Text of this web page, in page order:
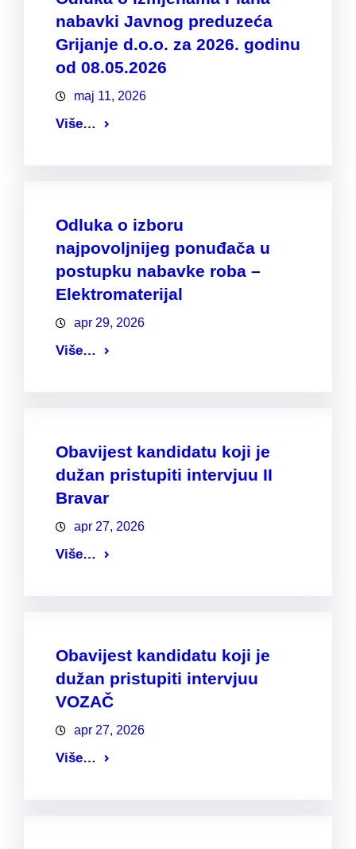
nabavki Javnog preduzeća
Grijanje d.o.o. za 2026. godinu
od 08.05.2026
maj 11, 2026
Više…
Odluka o izboru
najpovoljnijeg ponuđača u
postupku nabavke roba –
Elektromaterijal
apr 29, 2026
Više…
Obavijest kandidatu koji je
dužan pristupiti intervjuu II
Bravar
apr 27, 2026
Više…
Obavijest kandidatu koji je
dužan pristupiti intervjuu
VOZAČ
apr 27, 2026
Više…